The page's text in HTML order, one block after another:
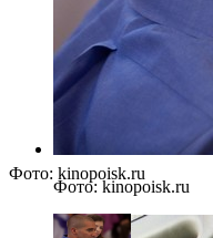
Фото: kinopoisk.ru
Фото: kinopoisk.ru